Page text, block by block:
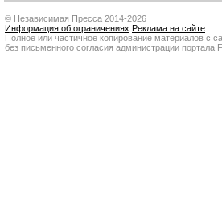
© Независимая Пресса 2014-2026
Информация об ограничениях Реклама на сайте
Полное или частичное копирование материалов с
без письменного согласия администрации портала